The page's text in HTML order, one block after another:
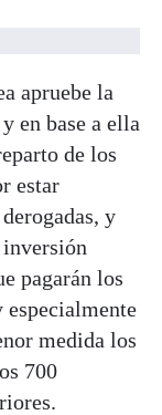
apruebe la
en base a ella
de los
estar
y
pagarán los
medida los
700